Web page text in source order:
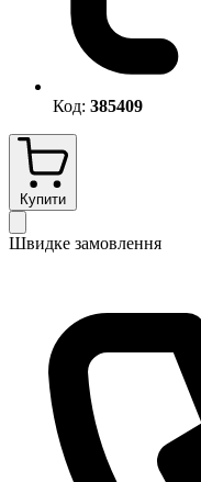
Код: 385409
Купити
Швидке замовлення